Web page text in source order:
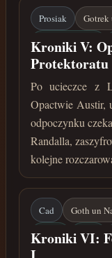
Prosiak Gotrek
Opactwo Austir
Zaszyfrowana mapa
październik 34
Kroniki V:
Protektoratu
Po ucieczce z
Opactwie Austir,
odpoczynku
Randalla,
kolejne
Cad Goth un
Elijeh
Felix
Kroniki VI: